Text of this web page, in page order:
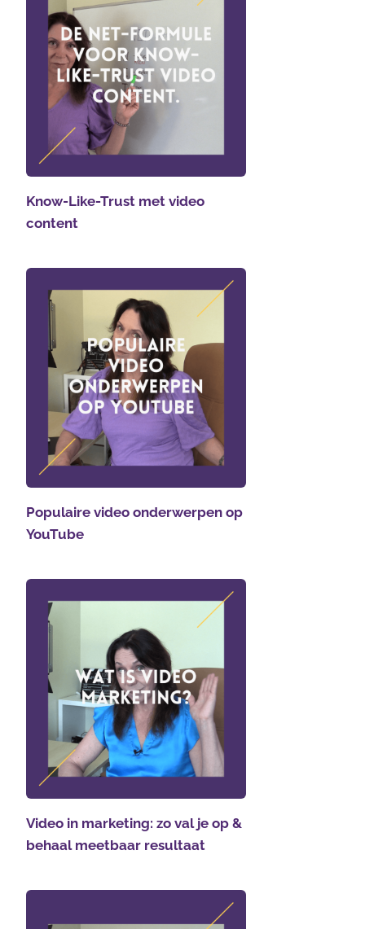
Know-Like-Trust met video
content
Populaire video onderwerpen op
YouTube
Video in marketing: zo val je op &
behaal meetbaar resultaat